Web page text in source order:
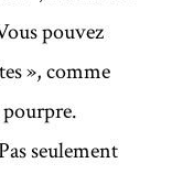
pouvez
», comme
seulement